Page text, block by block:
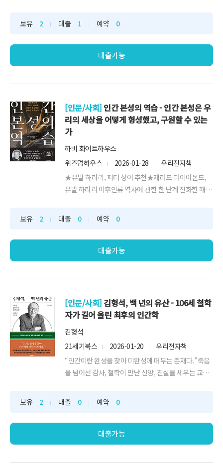
방했다.” 19세기 영국의 프랜시스 골튼에 의해 창안된
우생학은 미래 세대 인종의 질을 개선하거나 저해하는
요인을 통제할 ‘사회적 수단’으로써 활용...
보유 2 대출 1 예약 0
대출가능
[인문/사회] 인간 본성의 역습 - 인간 본성은 우
리의 세상을 어떻게 형성했고, 구원할 수 있는
가
하비 화이트하우스
위즈덤하우스
2026-01-28
우리전자책
★유발 하라리, 피터 싱어 추천★제러드 다이아몬드,
유발 하라리 이후인류 역사에 관한 한 단계 진화한 해설
간의 세 가지 본성으로오늘날 분열의 시대를 읽다우리
는 왜 인류 역사상 가장 똑똑한 시대에 살면서도, 가장
어리석은 선택을 반복할까? 인류학자 하비 화이트하우
스는 그 해답을 인간 본성이라는 거울에서 찾...
보유 2 대출 0 예약 0
대출가능
[인문/사회] 김형석, 백 년의 유산 - 106세 철학
자가 길어 올린 최후의 인간학
김형석
21세기북스
2026-01-20
우리전자책
“인간이란 완성을 찾아 미완성에 머무는 존재다.”죽음
을 넘어선 감사, 철학이 만난 신앙, 진실을 세우는 교육
치는 이야기“무엇이 인간을 인간답게 만드는가?”106
세 철학자 김형석 교수가 완성한 최후의 인간학사랑과
정의, 배려와 감사가 점점 사라져가는 시대다. 서로를
이해하기보다 판단하고, 공감보다 효율을 앞세...
보유 2 대출 0 예약 0
대출가능